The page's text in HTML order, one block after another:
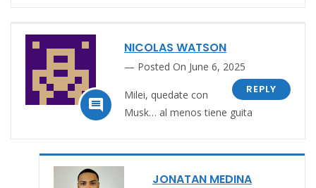

NICOLAS WATSON
Posted On June 6, 2025
REPLY
Milei, quedate con
Musk… al menos tiene guita
JONATAN MEDINA